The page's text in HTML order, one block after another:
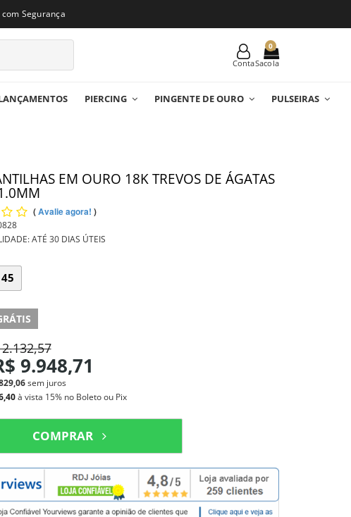
com Segurança
Conta
0
PIERCING PINGENTE DE OURO PULSEIRAS
EM OURO 18K TREVOS DE ÁGATAS
(Avalie agora! )
ATÉ 30 DIAS ÚTEIS
45
9.948,71
sem juros
à vista 15% no Boleto ou Pix
COMPRAR